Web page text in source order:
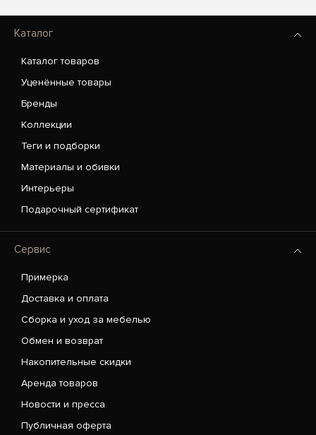
Каталог
Каталог товаров
Уценённые товары
Бренды
Коллекции
Теги и подборки
Материалы и обивки
Интерьеры
Подарочный сертификат
Сервис
Примерка
Доставка и оплата
Сборка и уход за мебелью
Обмен и возврат
Накопительные скидки
Аренда товаров
Новости и пресса
Публичная оферта